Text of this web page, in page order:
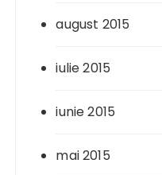
august 2015
iulie 2015
iunie 2015
mai 2015